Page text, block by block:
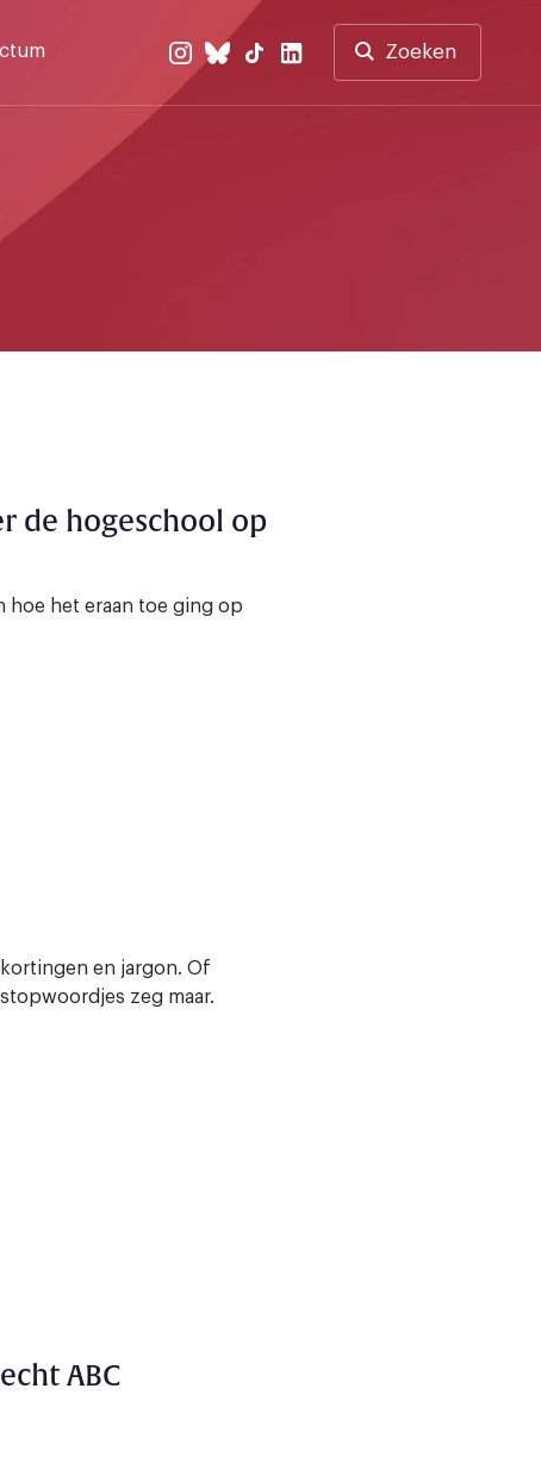
Zoeken
de hogeschool op
hoe het eraan toe ging op
en jargon. Of
zeg maar.
ABC